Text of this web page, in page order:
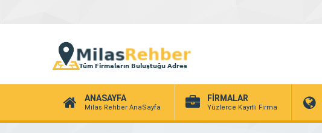
ANASAYFA
Milas Rehber AnaSayfa
FİRMALAR
Yüzlerce Kayıtlı Firma